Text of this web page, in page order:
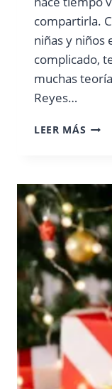
compartirla.
niñas y niños
complicado,
muchas
Reyes…
LEER MÁS